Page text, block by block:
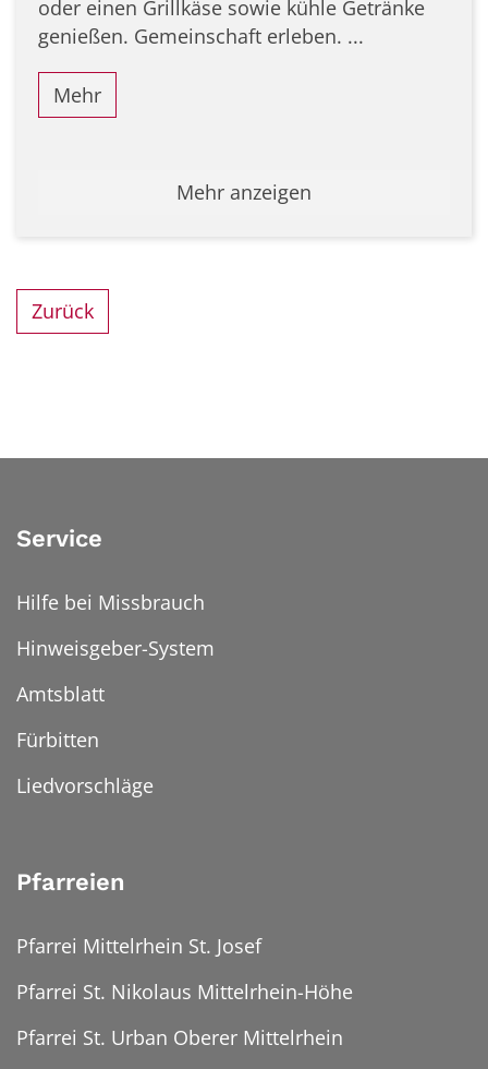
oder einen Grillkäse sowie kühle Getränke
genießen. Gemeinschaft erleben. ...
Mehr
Mehr anzeigen
Zurück
Service
Hilfe bei Missbrauch
Hinweisgeber-System
Amtsblatt
Fürbitten
Liedvorschläge
Pfarreien
Pfarrei Mittelrhein St. Josef
Pfarrei St. Nikolaus Mittelrhein-Höhe
Pfarrei St. Urban Oberer Mittelrhein